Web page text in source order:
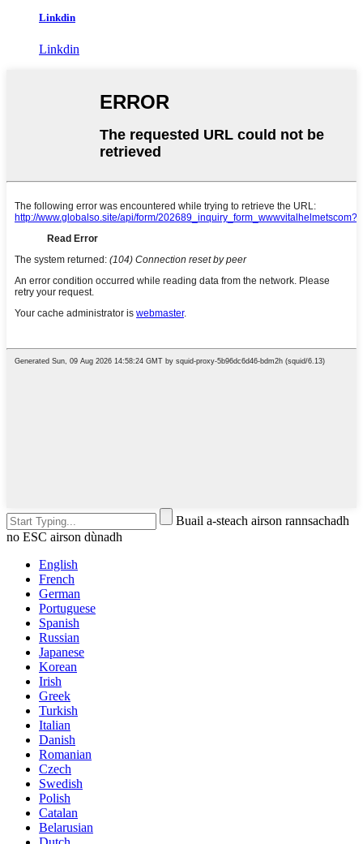
Linkdin
Linkdin
Buail a-steach airson rannsachadh
no ESC airson dùnadh
English
French
German
Portuguese
Spanish
Russian
Japanese
Korean
Irish
Greek
Turkish
Italian
Danish
Romanian
Czech
Swedish
Polish
Catalan
Belarusian